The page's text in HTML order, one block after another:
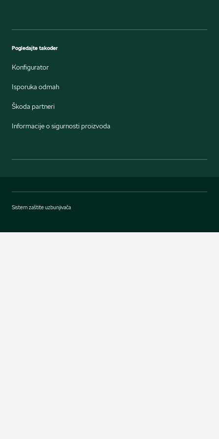
Pogledajte također
Konfigurator
Isporuka odmah
Škoda partneri
Informacije o sigurnosti proizvoda
Sistem zaštite uzbunjivača